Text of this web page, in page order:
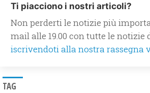
Ti piacciono i nostri articoli?
Non perderti le notizie più
mail alle 19.00 con tutte le notizie
iscrivendoti alla nostra rassegna
TAG